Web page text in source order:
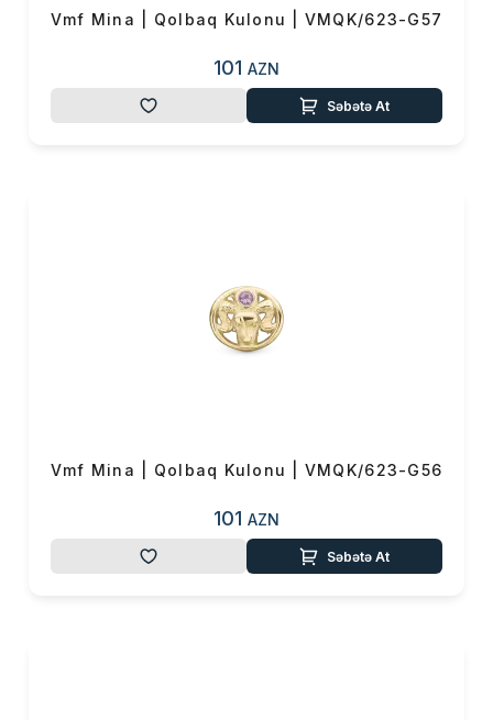
Vmf Mina | Qolbaq Kulonu | VMQK/623-G57
101 AZN
Səbətə At
Vmf Mina | Qolbaq Kulonu | VMQK/623-G56
101 AZN
Səbətə At